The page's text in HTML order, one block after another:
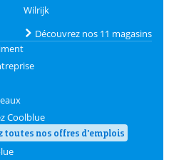
Wilrijk
Découvrez nos 11 magasins
Coolblue
toutes nos offres d'emplois